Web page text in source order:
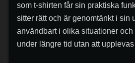
som t-shirten får sin praktiska
sitter rätt och är genomtänkt i sin
användbart i olika situationer
under längre tid utan att